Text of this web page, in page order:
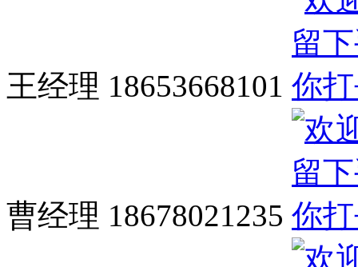
王经理 18653668101
曹经理 18678021235